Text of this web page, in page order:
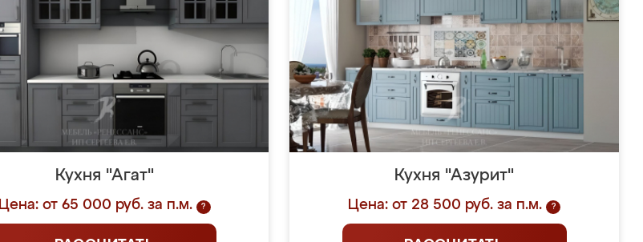
Кухня "Агат"
Цена: от 65 000 руб. за п.м. ?
Кухня "Азурит"
Цена: от 28 500 руб. за п.м. ?